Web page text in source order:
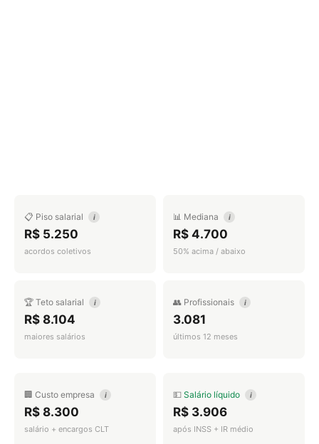
📋 Piso salarial i
R$ 5.250
acordos coletivos
📊 Mediana i
R$ 4.700
50% acima / abaixo
🏆 Teto salarial i
R$ 8.104
maiores salários
👥 Profissionais i
3.081
últimos 12 meses
🏢 Custo empresa i
R$ 8.300
salário + encargos CLT
💵 Salário líquido i
R$ 3.906
após INSS + IR médio